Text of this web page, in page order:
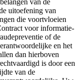
van de
uitoefening van
die voortvloeien
voor informatie-
of de
en het
dan hierboven
is door een
van de